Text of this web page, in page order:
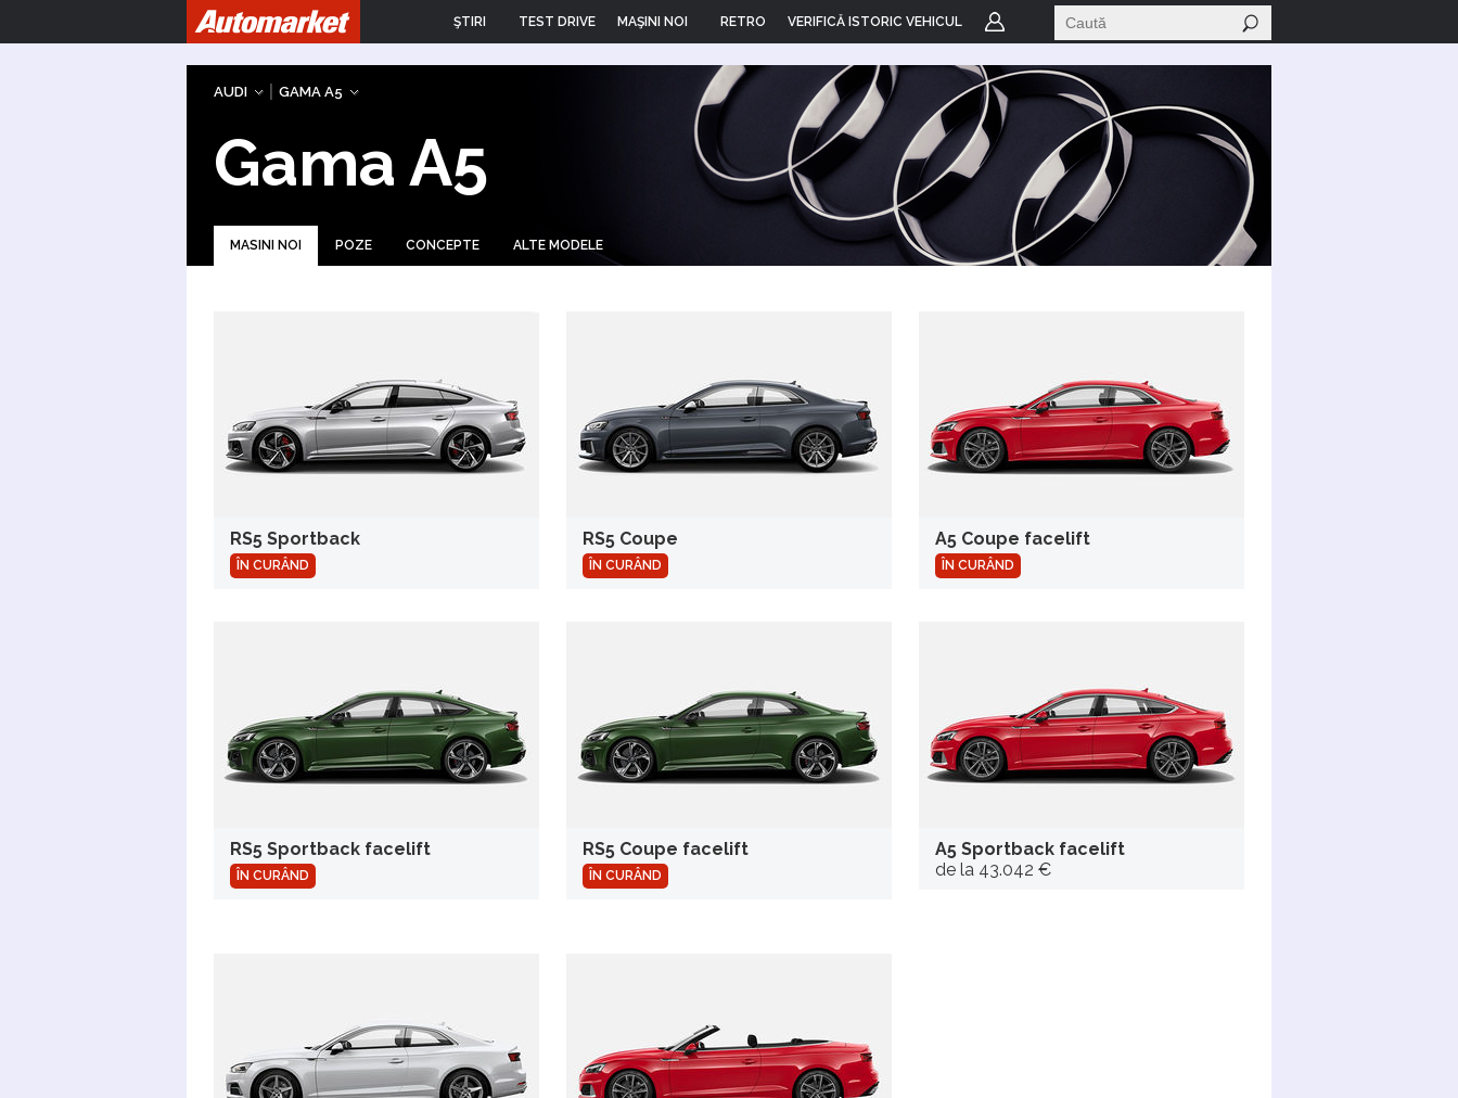
ŞTIRI TEST DRIVE MAŞINI NOI RETRO VERIFICĂ ISTORIC VEHICUL
AUDI GAMA A5
Gama A5
MASINI NOI POZE CONCEPTE ALTE MODELE
RS5 Sportback
ÎN CURÂND
RS5 Coupe
ÎN CURÂND
A5 Coupe facelift
ÎN CURÂND
RS5 Sportback facelift
ÎN CURÂND
RS5 Coupe facelift
ÎN CURÂND
A5 Sportback facelift
de la 43.042 €